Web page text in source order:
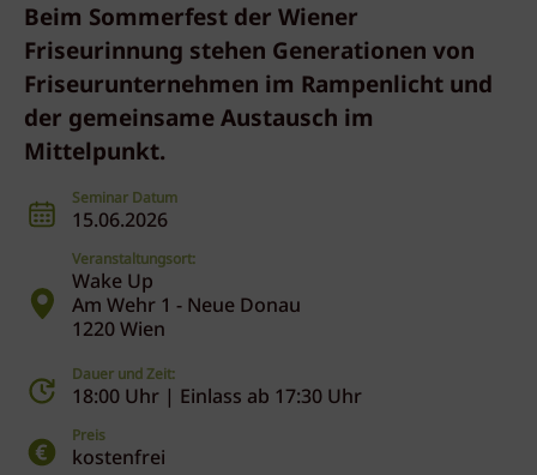
Beim Sommerfest der Wiener
Friseurinnung stehen Generationen von
Friseurunternehmen im Rampenlicht und
der gemeinsame Austausch im
Mittelpunkt.
Seminar Datum
15.06.2026
Veranstaltungsort:
Wake Up
Am Wehr 1 - Neue Donau
1220 Wien
Dauer und Zeit:
18:00 Uhr | Einlass ab 17:30 Uhr
Preis
kostenfrei